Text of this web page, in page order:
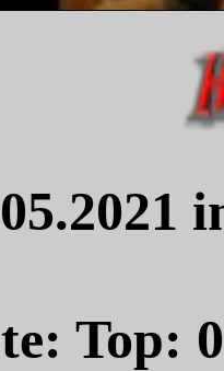
Top: 0